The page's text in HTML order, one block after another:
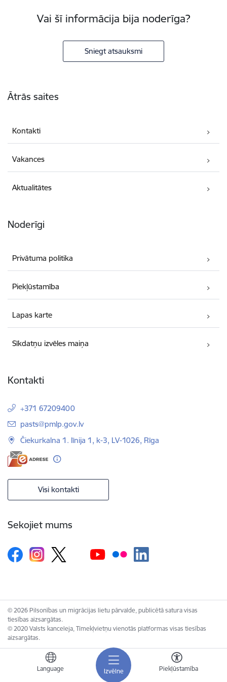
Izvēlne
Language Piekļūstamība
Vai šī informācija bija noderīga?
Sniegt atsauksmi
Ātrās saites
Kontakti
Vakances
Aktualitātes
Noderīgi
Privātuma politika
Piekļūstamība
Lapas karte
Sīkdatņu izvēles maiņa
Kontakti
+371 67209400
E-pasts:
pasts@pmlp.gov.lv
Čiekurkalna 1. līnija 1, k-3, LV-1026, Rīga
Visi kontakti
Sekojiet mums
© 2026 Pilsonības un migrācijas lietu pārvalde, publicētā satura visas
tiesības aizsargātas.
© 2020 Valsts kanceleja, Tīmekļvietņu vienotās platformas visas tiesības
aizsargātas.